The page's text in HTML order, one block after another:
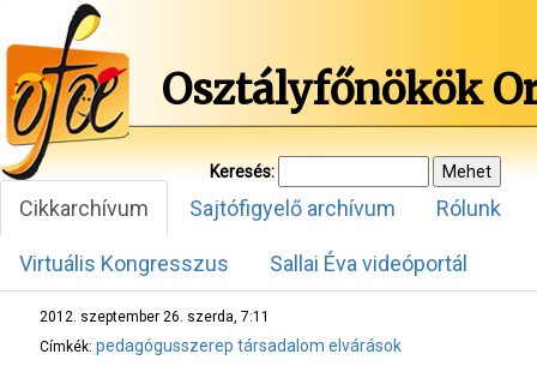
Osztályfőnökök
Keresés:
Cikkarchívum Sajtófigyelő archívum Rólunk
Virtuális Kongresszus Sallai Éva videóportál
2012. szeptember 26. szerda, 7:11
Címkék: pedagógusszerep társadalom elvárások